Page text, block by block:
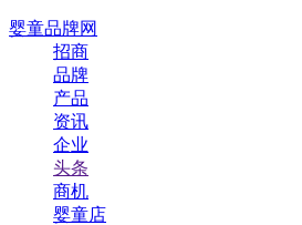
婴童品牌网
招商
品牌
产品
资讯
企业
头条
商机
婴童店